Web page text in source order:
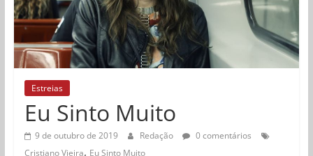
Estreias
Eu Sinto Muito
9 de outubro de 2019 Redação
0 comentários
Cristiano Vieira, Eu Sinto Muito